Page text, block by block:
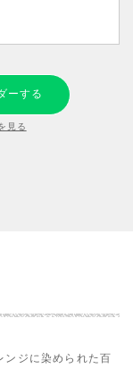
ーする
見る
ンジに染められた百